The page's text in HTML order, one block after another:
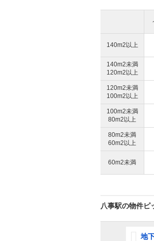
140m2以上
140m2未満
120m2以上
120m2未満
100m2以上
100m2未満
80m2以上
80m2未満
60m2以上
60m2未満
八事駅の物件ピ
地